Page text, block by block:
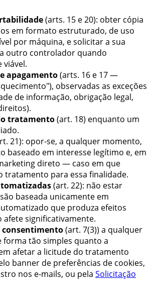
(arts. 15 e 20): obter cópia
em formato estruturado, de uso
por máquina, e solicitar a sua
outro controlador quando
viável.
apagamento(arts. 16 e 17 —
observadas as exceções
de informação, obrigação legal,
tratamento(art. 18) enquanto um
21): opor-se, a qualquer momento,
baseado em interesse legítimo e, em
direto — caso em que
tratamento para essa finalidade.
(art. 22): não estar
baseada unicamente em
que produza efeitos
afete significativamente.
consentimento(art. 7(3)) a qualquer
forma tão simples quanto a
afetar a licitude do tratamento
banner de preferências de cookies,
nos e-mails, ou pela Solicitação